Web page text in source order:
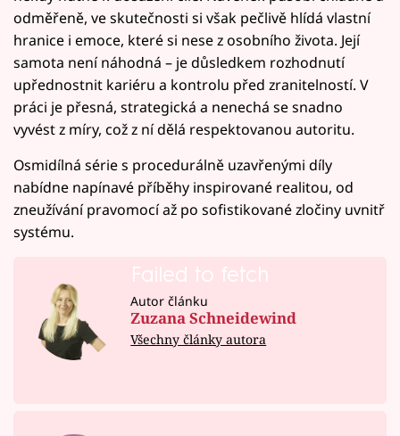
odměřeně, ve skutečnosti si však pečlivě hlídá vlastní
hranice i emoce, které si nese z osobního života. Její
samota není náhodná – je důsledkem rozhodnutí
upřednostnit kariéru a kontrolu před zranitelností. V
práci je přesná, strategická a nenechá se snadno
vyvést z míry, což z ní dělá respektovanou autoritu.
Osmidílná série s procedurálně uzavřenými díly
nabídne napínavé příběhy inspirované realitou, od
zneužívání pravomocí až po sofistikované zločiny uvnitř
systému.
Failed to fetch
Autor článku
Zuzana Schneidewind
Všechny články autora